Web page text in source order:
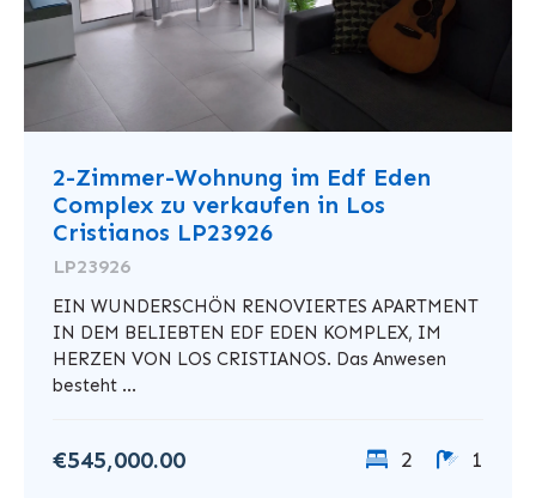
2-Zimmer-Wohnung im Edf Eden
Complex zu verkaufen in Los
Cristianos LP23926
LP23926
EIN WUNDERSCHÖN RENOVIERTES APARTMENT
IN DEM BELIEBTEN EDF EDEN KOMPLEX, IM
HERZEN VON LOS CRISTIANOS. Das Anwesen
besteht ...
€545,000.00 2 1